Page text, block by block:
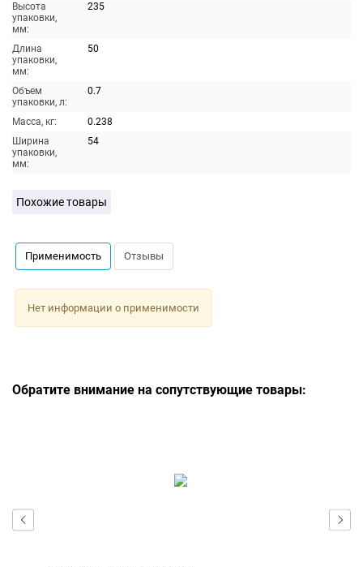
Высота
упаковки,
мм:
235
Длина
упаковки,
мм:
50
Объем
упаковки, л:
0.7
Масса, кг:
0.238
Ширина
упаковки,
мм:
54
Похожие товары
Применимость Отзывы
Нет информации о применимости
Обратите внимание на сопутствующие товары: